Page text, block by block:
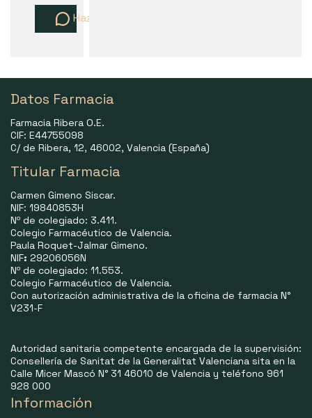
Haz una pregunta
Datos Farmacia
Farmacia Ribera O.E.
CIF: E44755098
C/ de Ribera, 12, 46002, Valencia (España)
Titular Farmacia
Carmen Gimeno Siscar.
NIF: 19840853H
Nº de colegiado: 3.411.
Colegio Farmacéutico de Valencia.
Paula Roquet-Jalmar Gimeno.
NIF: 29206056N
Nº de colegiado: 11.553.
Colegio Farmacéutico de Valencia.
Con autorización administrativa de la oficina de farmacia N°
V231-F
Autoridad sanitaria competente encargada de la supervisión:
Consellería de Sanitat de la Generalitat Valenciana sita en la
Calle Micer Mascó N° 31 46010 de Valencia y teléfono 961
928 000
Información